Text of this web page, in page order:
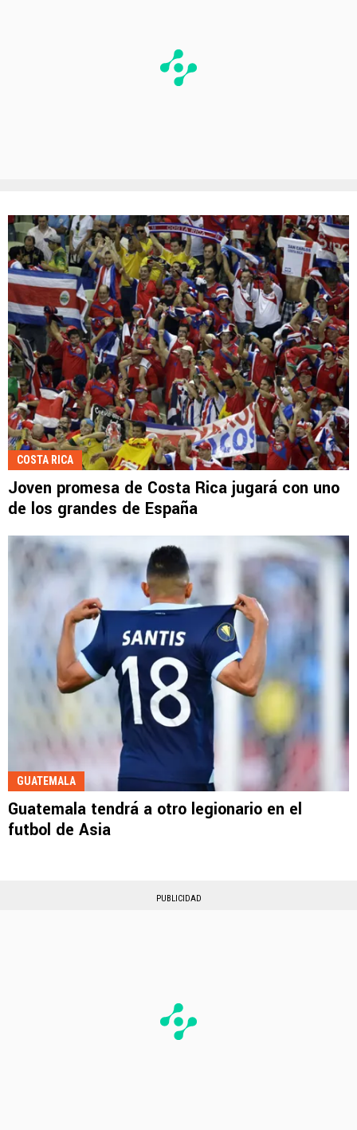
COSTA RICA
Joven promesa de Costa Rica jugará con uno
de los grandes de España
GUATEMALA
Guatemala tendrá a otro legionario en el
futbol de Asia
PUBLICIDAD